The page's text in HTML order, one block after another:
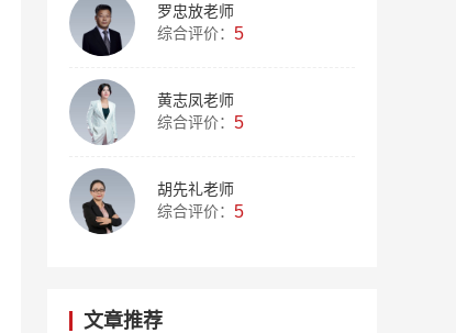
罗忠放老师
综合评价： 5
黄志凤老师
综合评价： 5
胡先礼老师
综合评价： 5
文章推荐